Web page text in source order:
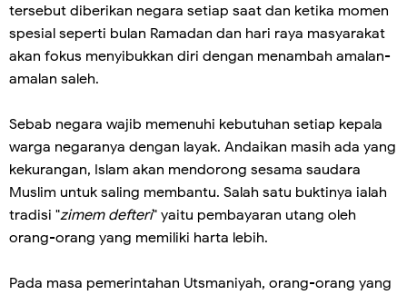
tersebut diberikan negara setiap saat dan ketika momen
spesial seperti bulan Ramadan dan hari raya masyarakat
akan fokus menyibukkan diri dengan menambah amalan-
amalan saleh.
Sebab negara wajib memenuhi kebutuhan setiap kepala
warga negaranya dengan layak. Andaikan masih ada yang
kekurangan, Islam akan mendorong sesama saudara
Muslim untuk saling membantu. Salah satu buktinya ialah
tradisi "zimem defteri" yaitu pembayaran utang oleh
orang-orang yang memiliki harta lebih.
Pada masa pemerintahan Utsmaniyah, orang-orang yang